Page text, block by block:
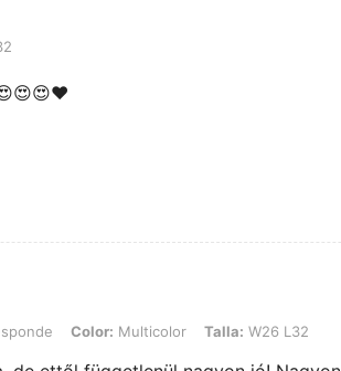
Color: Multicolor, Talla: W26 L32
Color: Multicolor Talla: W26 L32